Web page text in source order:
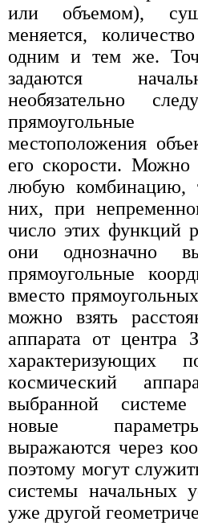
или объемом),
меняется,
одним и тем же.
задаются
необязательно
местоположения
его скорости. Можно
любую
них, при
число этих функций
они однозначно
прямоугольные
вместо
можно взять
аппарата от центра
характеризующих
космический
выбранной
новые
выражаются через
поэтому могут
системы начальных
уже другой